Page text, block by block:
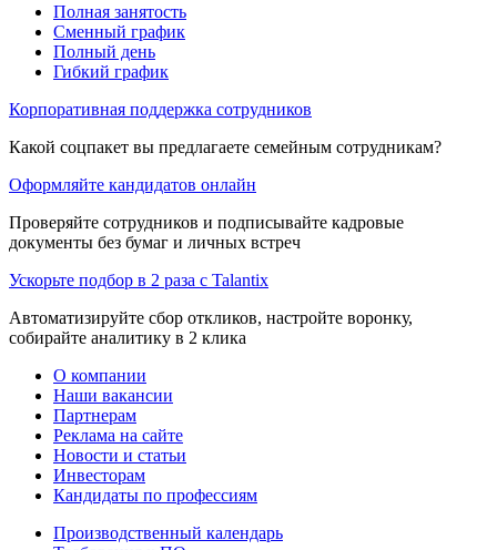
Полная занятость
Сменный график
Полный день
Гибкий график
Корпоративная поддержка сотрудников
Какой соцпакет вы предлагаете семейным сотрудникам?
Оформляйте кандидатов онлайн
Проверяйте сотрудников и подписывайте кадровые
документы без бумаг и личных встреч
Ускорьте подбор в 2 раза с Talantix
Автоматизируйте сбор откликов, настройте воронку,
собирайте аналитику в 2 клика
О компании
Наши вакансии
Партнерам
Реклама на сайте
Новости и статьи
Инвесторам
Кандидаты по профессиям
Производственный календарь